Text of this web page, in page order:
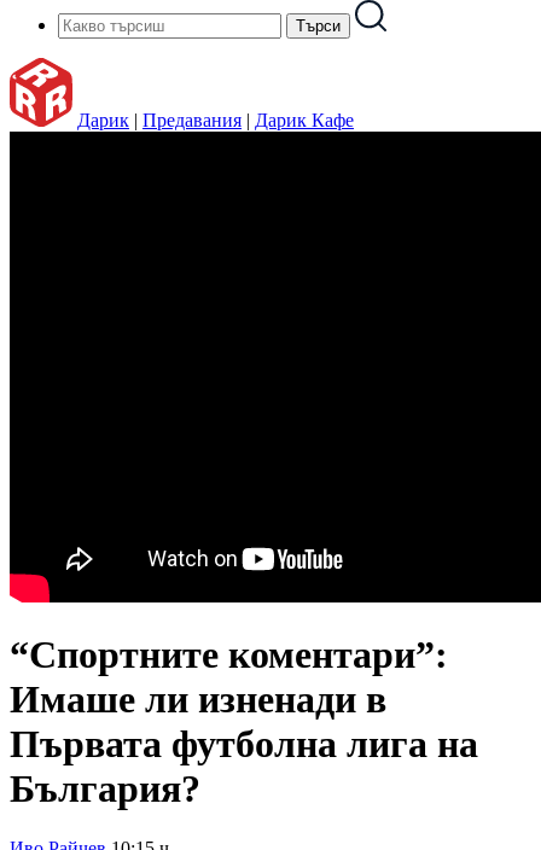
Дарик | Предавания | Дарик Кафе
“Спортните коментари”:
Имаше ли изненади в
Първата футболна лига на
България?